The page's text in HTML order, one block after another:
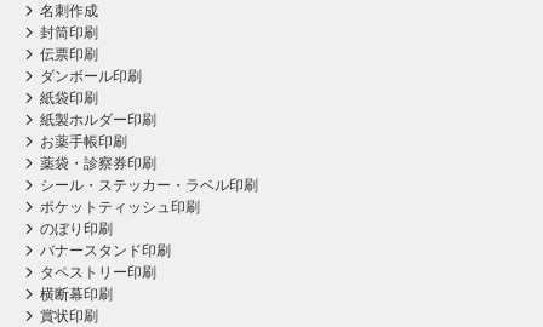
名刺作成
封筒印刷
伝票印刷
ダンボール印刷
紙袋印刷
紙製ホルダー印刷
お薬手帳印刷
薬袋・診察券印刷
シール・ステッカー・ラベル印刷
ポケットティッシュ印刷
のぼり印刷
バナースタンド印刷
タペストリー印刷
横断幕印刷
賞状印刷